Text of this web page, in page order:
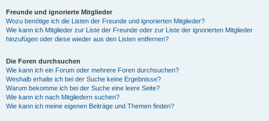
Freunde und ignorierte Mitglieder
Wozu benötige ich die Listen der Freunde und ignorierten Mitglieder?
Wie kann ich Mitglieder zur Liste der Freunde oder zur Liste der ignorierten Mitglieder
hinzufügen oder diese wieder aus den Listen entfernen?
Die Foren durchsuchen
Wie kann ich ein Forum oder mehrere Foren durchsuchen?
Weshalb erhalte ich bei der Suche keine Ergebnisse?
Warum bekomme ich bei der Suche eine leere Seite?
Wie kann ich nach Mitgliedern suchen?
Wie kann ich meine eigenen Beiträge und Themen finden?